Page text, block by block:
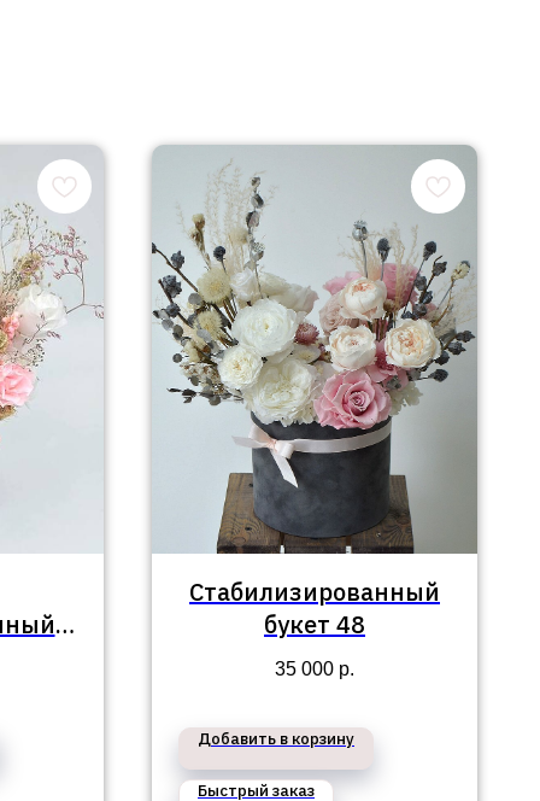
в
Стабилизированный
букет 48
35 000 р.
Добавить в корзину
Быстрый заказ